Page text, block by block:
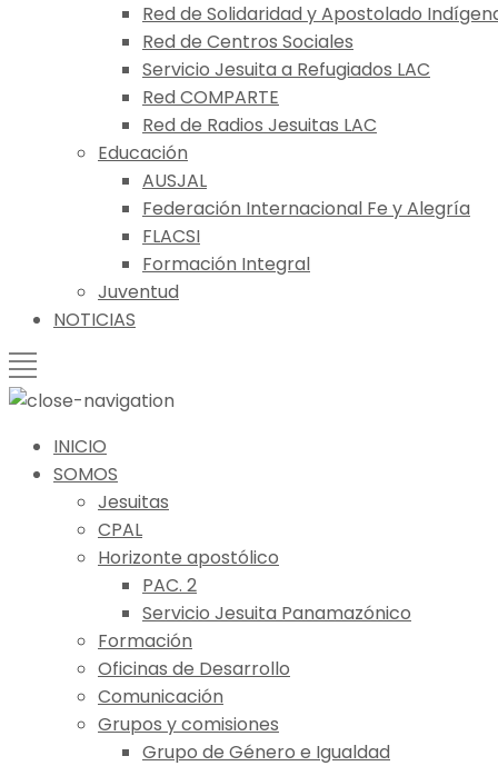
Red de Solidaridad y Apostolado
Red de Centros Sociales
Servicio Jesuita a Refugiados LAC
Red COMPARTE
Red de Radios Jesuitas LAC
Educación
AUSJAL
Federación Internacional Fe y Alegría
FLACSI
Formación Integral
Juventud
NOTICIAS
INICIO
SOMOS
Jesuitas
CPAL
Horizonte apostólico
PAC. 2
Servicio Jesuita Panamazónico
Formación
Oficinas de Desarrollo
Comunicación
Grupos y comisiones
Grupo de Género e Igualdad